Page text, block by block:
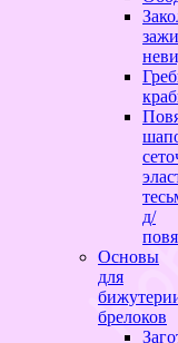
д/
Основы
для
брелоков